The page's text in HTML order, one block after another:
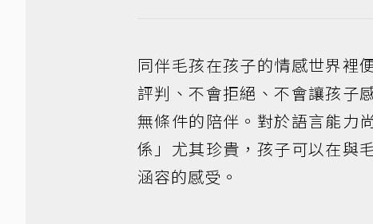
同伴毛孩在孩子的情感世界裡
評判、不會拒絕、不會讓孩子
無條件的陪伴。對於語言能力
係」尤其珍貴，孩子可以在與
涵容的感受。